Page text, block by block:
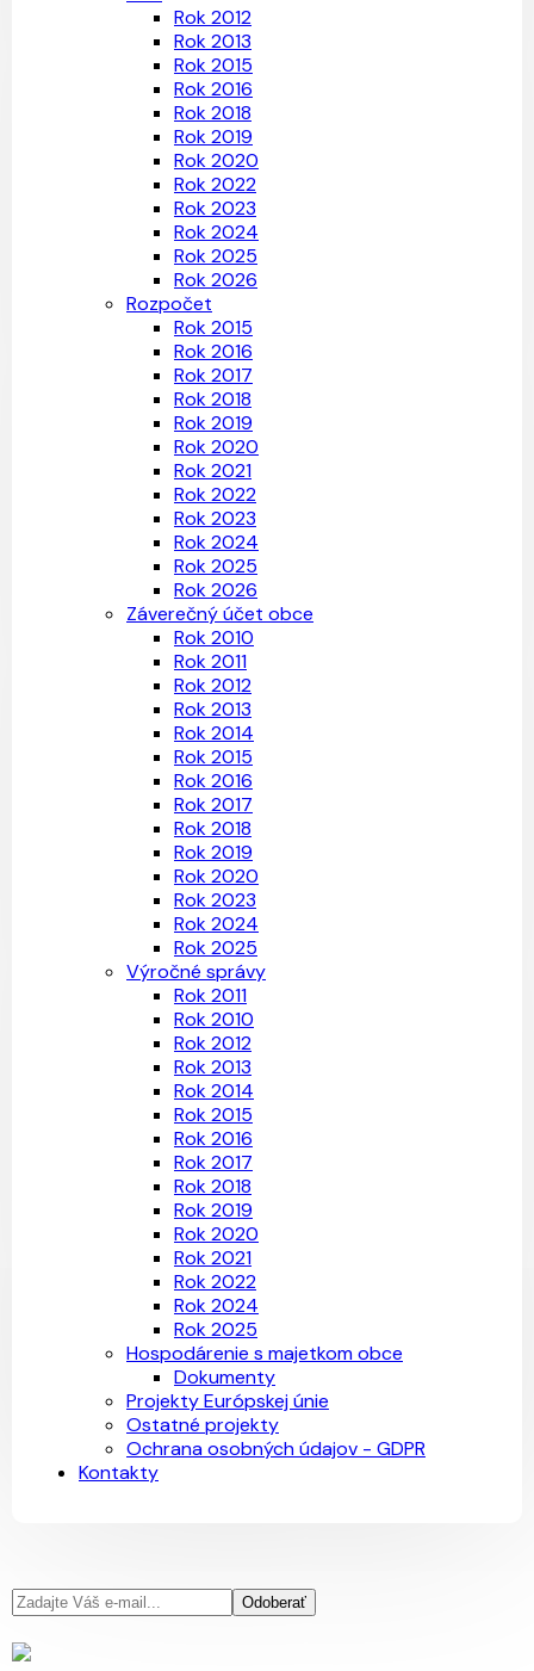
Rok 2012
Rok 2013
Rok 2015
Rok 2016
Rok 2018
Rok 2019
Rok 2020
Rok 2022
Rok 2023
Rok 2024
Rok 2025
Rok 2026
Rozpočet
Rok 2015
Rok 2016
Rok 2017
Rok 2018
Rok 2019
Rok 2020
Rok 2021
Rok 2022
Rok 2023
Rok 2024
Rok 2025
Rok 2026
Záverečný účet obce
Rok 2010
Rok 2011
Rok 2012
Rok 2013
Rok 2014
Rok 2015
Rok 2016
Rok 2017
Rok 2018
Rok 2019
Rok 2020
Rok 2023
Rok 2024
Rok 2025
Výročné správy
Rok 2011
Rok 2010
Rok 2012
Rok 2013
Rok 2014
Rok 2015
Rok 2016
Rok 2017
Rok 2018
Rok 2019
Rok 2020
Rok 2021
Rok 2022
Rok 2024
Rok 2025
Hospodárenie s majetkom obce
Dokumenty
Projekty Európskej únie
Ostatné projekty
Ochrana osobných údajov - GDPR
Kontakty
Odoberať